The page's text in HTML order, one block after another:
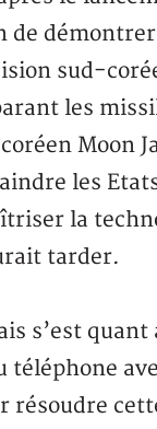
sud-
les
Moon
les
la
tarder.
s’est
téléphone
résoudre